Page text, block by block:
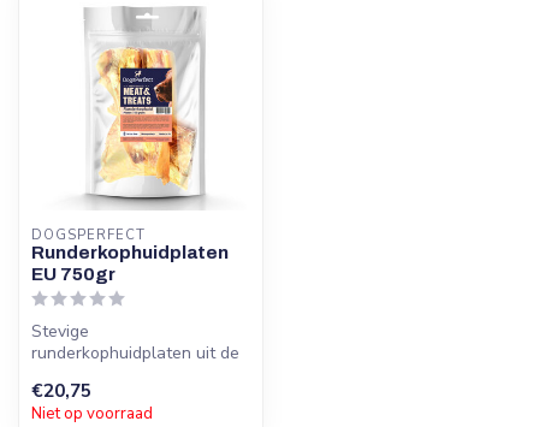
DOGSPERFECT
Runderkophuidplaten
EU 750gr
Stevige
runderkophuidplaten uit de
Zonder toevoegin...
€20,75
Niet op voorraad